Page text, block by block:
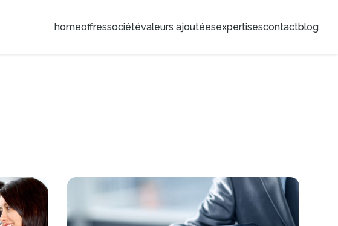
homeoffressociétévaleurs ajoutéesexpertisescontactblog